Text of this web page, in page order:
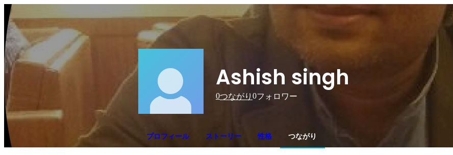
Ashish singh
0つながり 0フォロワー
プロフィール ストーリー 性格 つながり